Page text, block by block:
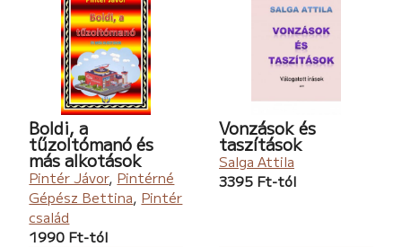
Boldi, a
tűzoltómanó és
más alkotások
Pintér Jávor, Pintérné
Gépész Bettina, Pintér
család
1990 Ft-tól
Vonzások és
taszítások
Salga Attila
3395 Ft-tól